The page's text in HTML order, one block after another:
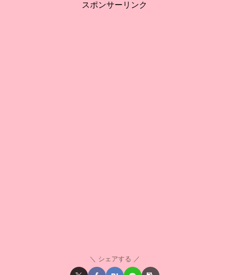
スポンサーリンク
シェアする